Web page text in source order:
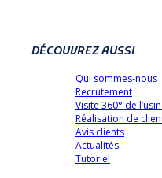
DÉCOUVREZ AUSSI
Qui sommes-nous
Recrutement
Visite 360° de
Réalisation de
Avis clients
Actualités
Tutoriel